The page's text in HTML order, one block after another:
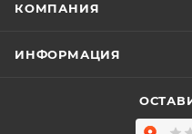
КОМПАНИЯ
ИНФОРМАЦИЯ